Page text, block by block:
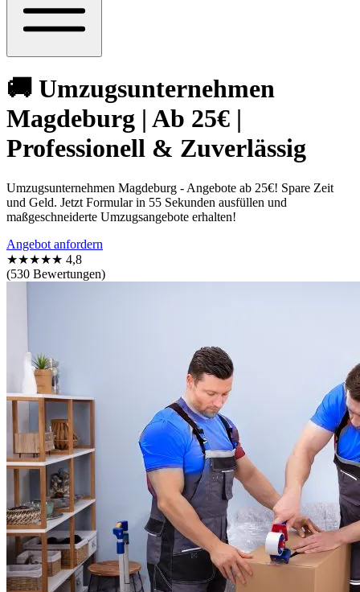
🚚 Umzugsunternehmen
Magdeburg | Ab 25€ |
Professionell & Zuverlässig
Umzugsunternehmen Magdeburg - Angebote ab 25€! Spare Zeit
und Geld. Jetzt Formular in 55 Sekunden ausfüllen und
maßgeschneiderte Umzugsangebote erhalten!
Angebot anfordern
★★★★★ 4,8
(530 Bewertungen)